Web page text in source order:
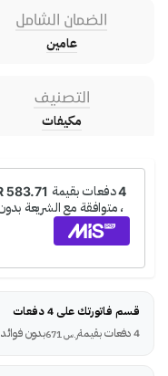
الضمان الشامل
عامين
التصنيف
مكيفات
قسم فاتورتك على 4 دفعات
4 دفعات بقيمة
ر.س بدون فوائد